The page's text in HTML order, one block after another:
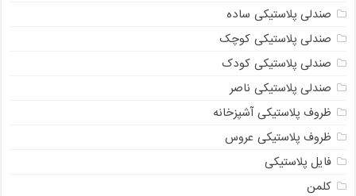
صندلی پلاستیکی ساده
صندلی پلاستیکی کوچک
صندلی پلاستیکی کودک
صندلی پلاستیکی ناصر
ظروف پلاستیکی آشپزخانه
ظروف پلاستیکی عروس
فایل پلاستیکی
کلمن